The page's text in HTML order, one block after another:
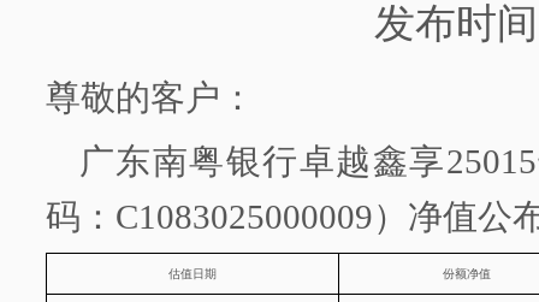
发布时
尊敬的客户：
广东南粤银行卓越鑫享
码： C1083025000009）净值公
估值日期 份额净值